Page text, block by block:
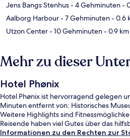
Jens Bangs Stenhus- 4 Gehminuten-
Aalborg Harbour- 7 Gehminuten- 0.6
Utzon Center- 10 Gehminuten- 0.9 km
Mehr zu dieser
Hotel Phønix
Hotel Phønix ist hervorragend gelegen
Minuten entfernt von: Historisches
Weitere Highlights sind
Reisende haben viel Gutes über das
Informationen zu den Rechten zur